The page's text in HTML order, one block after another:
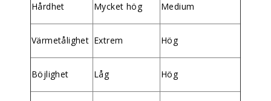
Hårdhet Mycket hög Medium
Värmetålighet Extrem Hög
Böjlighet Låg Hög